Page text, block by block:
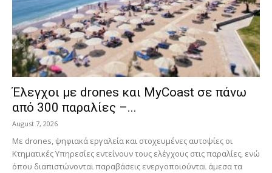
Έλεγχοι με drones και MyCoast σε πάνω
από 300 παραλίες –...
August 7, 2026
Με drones, ψηφιακά εργαλεία και στοχευμένες αυτοψίες οι
Κτηματικές Υπηρεσίες εντείνουν τους ελέγχους στις παραλίες, ενώ
όπου διαπιστώνονται παραβάσεις ενεργοποιούνται άμεσα τα